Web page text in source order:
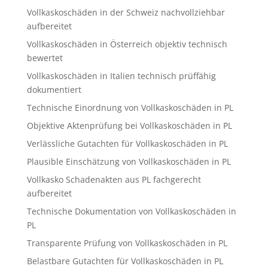
Vollkaskoschäden in der Schweiz nachvollziehbar
aufbereitet
Vollkaskoschäden in Österreich objektiv technisch
bewertet
Vollkaskoschäden in Italien technisch prüffähig
dokumentiert
Technische Einordnung von Vollkaskoschäden in PL
Objektive Aktenprüfung bei Vollkaskoschäden in PL
Verlässliche Gutachten für Vollkaskoschäden in PL
Plausible Einschätzung von Vollkaskoschäden in PL
Vollkasko Schadenakten aus PL fachgerecht
aufbereitet
Technische Dokumentation von Vollkaskoschäden in
PL
Transparente Prüfung von Vollkaskoschäden in PL
Belastbare Gutachten für Vollkaskoschäden in PL